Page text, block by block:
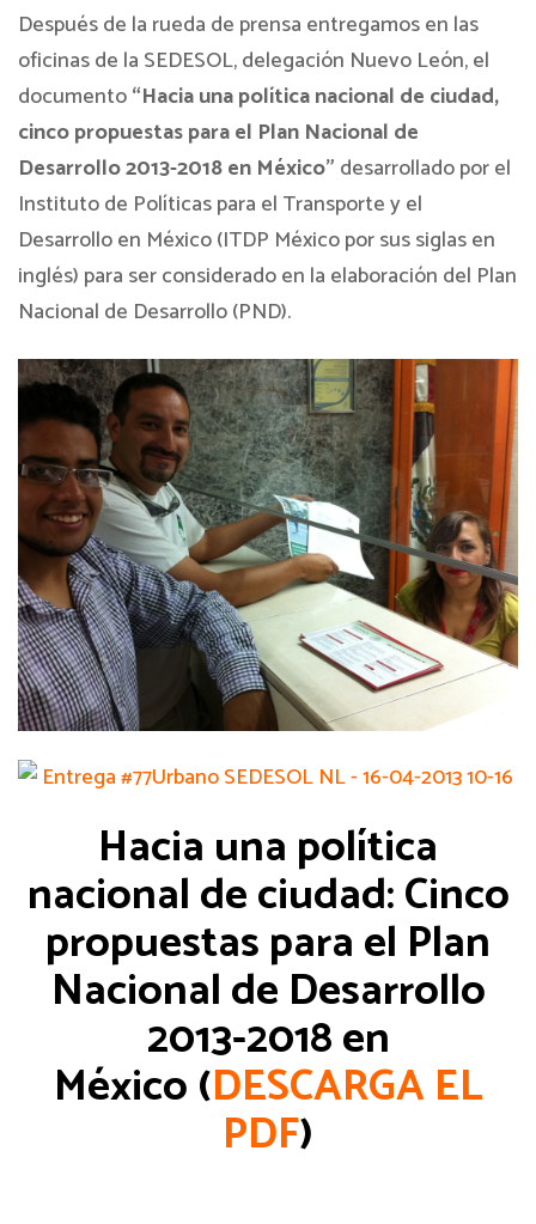
Después de la rueda de prensa entregamos en las
oficinas de la SEDESOL, delegación Nuevo León, el
documento“Hacia una política nacional de ciudad,
cinco propuestas para el Plan Nacional de
Desarrollo 2013-2018 en México” desarrollado por el
Instituto de Políticas para el Transporte y el
Desarrollo en México (ITDP México por sus siglas en
inglés) para ser considerado en la elaboración del Plan
Nacional de Desarrollo (PND).
Hacia una política
nacional de ciudad: Cinco
propuestas para el Plan
Nacional de Desarrollo
2013-2018 en
México (DESCARGA EL
PDF)